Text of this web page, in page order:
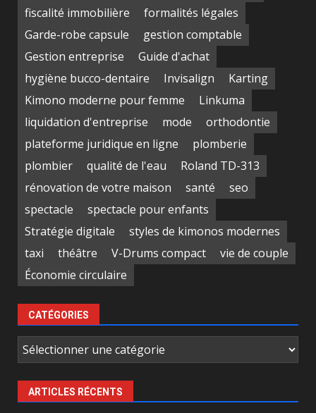
fiscalité immobilière
formalités légales
Garde-robe capsule
gestion comptable
Gestion entreprise
Guide d'achat
hygiène bucco-dentaire
Invisalign
Karting
Kimono moderne pour femme
Linkuma
liquidation d'entreprise
mode
orthodontie
plateforme juridique en ligne
plomberie
plombier
qualité de l'eau
Roland TD-313
rénovation de votre maison
santé
seo
spectacle
spectacle pour enfants
Stratégie digitale
styles de kimonos modernes
taxi
théâtre V-Drums compact
vie de couple
Économie circulaire
CATÉGORIES
Catégories
ARTICLES RÉCENTS